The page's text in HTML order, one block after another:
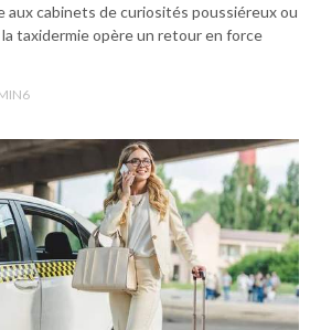
aux cabinets de curiosités poussiéreux ou
taxidermie opère un retour en force